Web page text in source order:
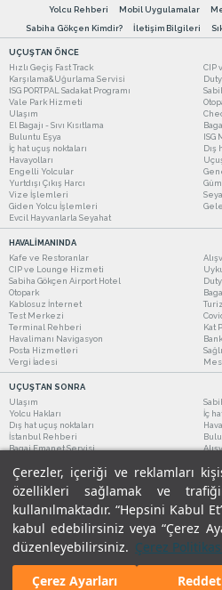
Çerezler, içeriği ve reklamları
özellikleri sağlamak ve
kullanılmaktadır. “Hepsini Kabul
kabul edebilirsiniz veya “Çerez
düzenleyebilirsiniz. Çerez Politikası
Çerez Ayarları
Reddet
Yolcu Rehberi Mobil Uygulamalar
Sabiha Gökçen Kimdir?
İletişim Bilgileri
UÇUŞTAN ÖNCE
Hızlı Geçiş Fast Track
CIP
Karşılama&Uğurlama Servisi
ISG PORTPAL Sadakat Programı
Vale Park Hizmeti
Ulaşım
El Bagajı - Sıvı Kısıtlama
Buluntu Eşya
ISG
İç hat uçuş noktaları
Dış
Havayolları
Engelli Yolcular
Yurtdışı Çıkış Harcı
Vize İşlemleri
Giden Yolcu İşlemleri
Evcil Hayvanlarla Seyahat
HAVALİMANINDA
Kafe ve Restoranlar
CIP ve Lounge Hizmeti
Sabiha Gökçen Airport Hotel
Otopark
Kablosuz İnternet
Test Merkezi
Terminal Rehberi
Kat
Havalimanı Navigasyon
Posta Hizmetleri
Vergi İadesi
UÇUŞTAN SONRA
Ulaşım
Yolcu Hakları
İç
Dış hat uçuş noktaları
İstanbul Rehberi
Bagaj Emanet Servisi
Yasal Uyarılar Çerez Politikamız